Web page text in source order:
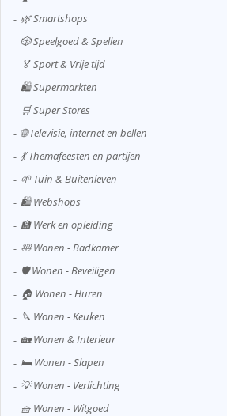
🌿 Smartshops
🎲 Speelgoed & Spellen
🏅 Sport & Vrije tijd
🛍️ Supermarkten
🛒 Super Stores
🌐 Televisie, internet en bellen
💃 Themafeesten en partijen
🌱 Tuin & Buitenleven
🛍️ Webshops
🏫 Werk en opleiding
🛀 Wonen - Badkamer
🛡️ Wonen - Beveiligen
🏠 Wonen - Huren
🔪 Wonen - Keuken
🏡 Wonen & Interieur
🛏️ Wonen - Slapen
💡 Wonen - Verlichting
🧺 Wonen - Witgoed